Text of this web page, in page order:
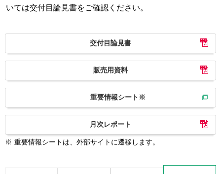
いては交付目論見書をご確認ください。
交付目論見書
販売用資料
重要情報シート※
月次レポート
※ 重要情報シートは、外部サイトに遷移します。